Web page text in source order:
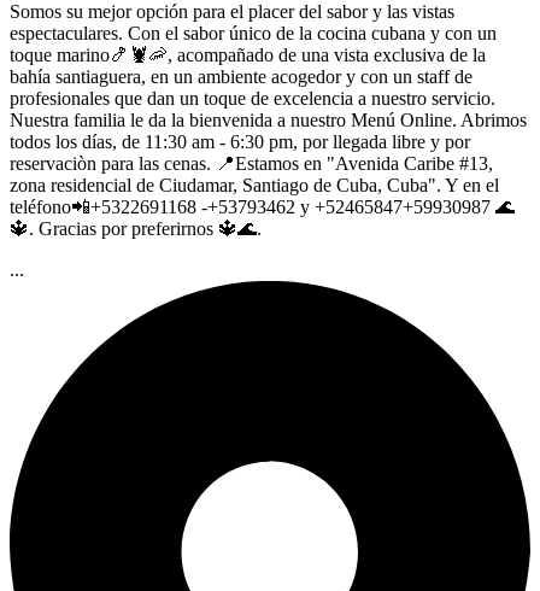
Somos su mejor opción para el placer del sabor y las vistas
espectaculares. Con el sabor único de la cocina cubana y con un
toque marino🍤🦞🦐, acompañado de una vista exclusiva de la
bahía santiaguera, en un ambiente acogedor y con un staff de
profesionales que dan un toque de excelencia a nuestro servicio.
Nuestra familia le da la bienvenida a nuestro Menú Online. Abrimos
todos los días, de 11:30 am - 6:30 pm, por llegada libre y por
reservaciòn para las cenas. 📍Estamos en "Avenida Caribe #13,
zona residencial de Ciudamar, Santiago de Cuba, Cuba". Y en el
teléfono📲+5322691168 -+53793462 y +52465847+59930987 🌊
🔱. Gracias por preferirnos 🔱🌊.
...